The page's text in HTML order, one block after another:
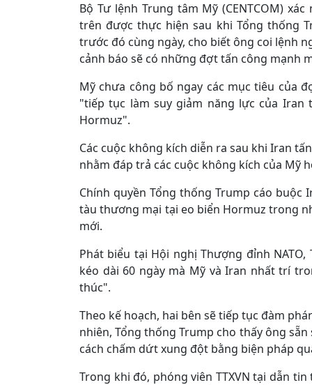
Bộ Tư lệnh Trung tâm Mỹ (CENTCOM)
trên được thực hiện sau khi Tổng thống
trước đó cùng ngày, cho biết ông coi lệnh
cảnh báo sẽ có những đợt tấn công mạnh
Mỹ chưa công bố ngay các mục tiêu của
"tiếp tục làm suy giảm năng lực của
Hormuz".
Các cuộc không kích diễn ra sau khi Iran
nhằm đáp trả các cuộc không kích của Mỹ
Chính quyền Tổng thống Trump cáo
tàu thương mại tại eo biển Hormuz trong
mới.
Phát biểu tại Hội nghị Thượng đỉnh
kéo dài 60 ngày mà Mỹ và Iran nhất trí
thúc".
Theo kế hoạch, hai bên sẽ tiếp tục đàm
nhiên, Tổng thống Trump cho thấy ông
cách chấm dứt xung đột bằng biện pháp
Trong khi đó, phóng viên TTXVN tại dẫn